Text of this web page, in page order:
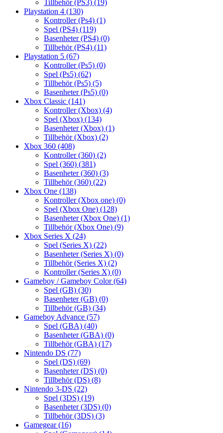
Tillbehör (PS3) (19)
Playstation 4 (130)
Kontroller (Ps4) (1)
Spel (PS4) (119)
Basenheter (PS4) (0)
Tillbehör (PS4) (11)
Playstation 5 (67)
Kontroller (Ps5) (0)
Spel (Ps5) (62)
Tillbehör (Ps5) (5)
Basenheter (Ps5) (0)
Xbox Classic (141)
Kontroller (Xbox) (4)
Spel (Xbox) (134)
Basenheter (Xbox) (1)
Tillbehör (Xbox) (2)
Xbox 360 (408)
Kontroller (360) (2)
Spel (360) (381)
Basenheter (360) (3)
Tillbehör (360) (22)
Xbox One (138)
Kontroller (Xbox one) (0)
Spel (Xbox One) (128)
Basenheter (Xbox One) (1)
Tillbehör (Xbox One) (9)
Xbox Series X (24)
Spel (Series X) (22)
Basenheter (Series X) (0)
Tillbehör (Series X) (2)
Kontroller (Series X) (0)
Gameboy / Gameboy Color(64)
Spel (GB) (30)
Basenheter (GB) (0)
Tillbehör (GB) (34)
Gameboy Advance (57)
Spel (GBA) (40)
Basenheter (GBA) (0)
Tillbehör (GBA) (17)
Nintendo DS (77)
Spel (DS) (69)
Basenheter (DS) (0)
Tillbehör (DS) (8)
Nintendo 3-DS (22)
Spel (3DS) (19)
Basenheter (3DS) (0)
Tillbehör (3DS) (3)
Gamegear(16)